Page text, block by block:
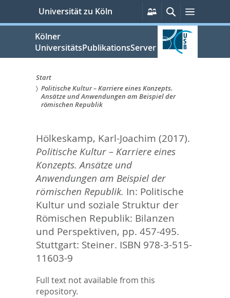
springen
Universität zu Köln
Persönliche
Services
SucheMenü
Kölner
UniversitätsPublikationsServer
Sie
hier:
Start
Politische Kultur – Karriere eines Konzepts.
Ansätze und Anwendungen am Beispiel der
römischen Republik
Hölkeskamp, Karl-Joachim (2017).
Politische Kultur – Karriere eines
Konzepts. Ansätze und
Anwendungen am Beispiel der
römischen Republik. In: Politische
Kultur und soziale Struktur der
Römischen Republik: Bilanzen
und Perspektiven, pp. 457-495.
Stuttgart: Steiner. ISBN 978-3-515-
11603-9
Full text not available from this
repository.